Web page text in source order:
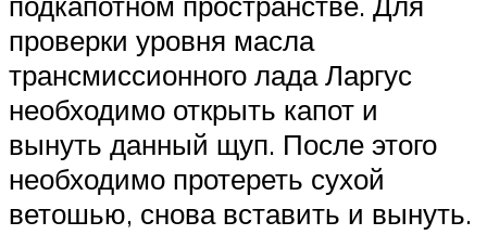
проверки уровня масла
трансмиссионного лада Ларгус
необходимо открыть капот и
вынуть данный щуп. После этого
необходимо протереть сухой
ветошью, снова вставить и вынуть.